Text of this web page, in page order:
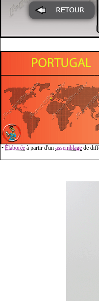
Prix moyen en 70 cl :
Description :
• Ferreira "Tawny" est une version
• Vieillie en fûts traditionnels
• Élaborée à partir d'un assemblage de